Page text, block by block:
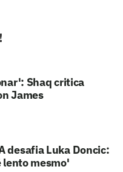
Shaq critica
James
desafia Luka Doncic:
lento mesmo'